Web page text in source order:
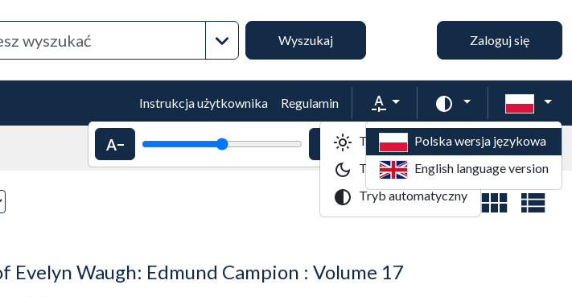
Wyszukiwanie zaawansowane
Wyszukaj Zaloguj się
Instrukcja użytkownika Regulamin Rozmiar tekstu
Pomniejszenie tekstu Powiększenie tekstu
Domyślny rozmiar tekstu
Zmień schemat
Tryb jasny
Tryb ciemny
Tryb automatyczny
Polska wersja językowa
English language version
Widok wyników
Evelyn Waugh: Edmund Campion : Volume 17